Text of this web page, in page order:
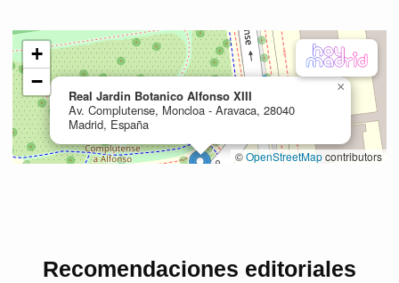
Recomendaciones editoriales